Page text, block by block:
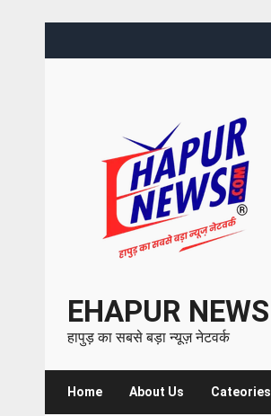
EHAPUR NEWS
हापुड़ का सबसे बड़ा न्यूज़ नेटवर्क
Home About Us Cateories